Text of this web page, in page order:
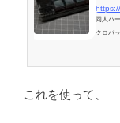
同人ハ
クロパ
これを使って、